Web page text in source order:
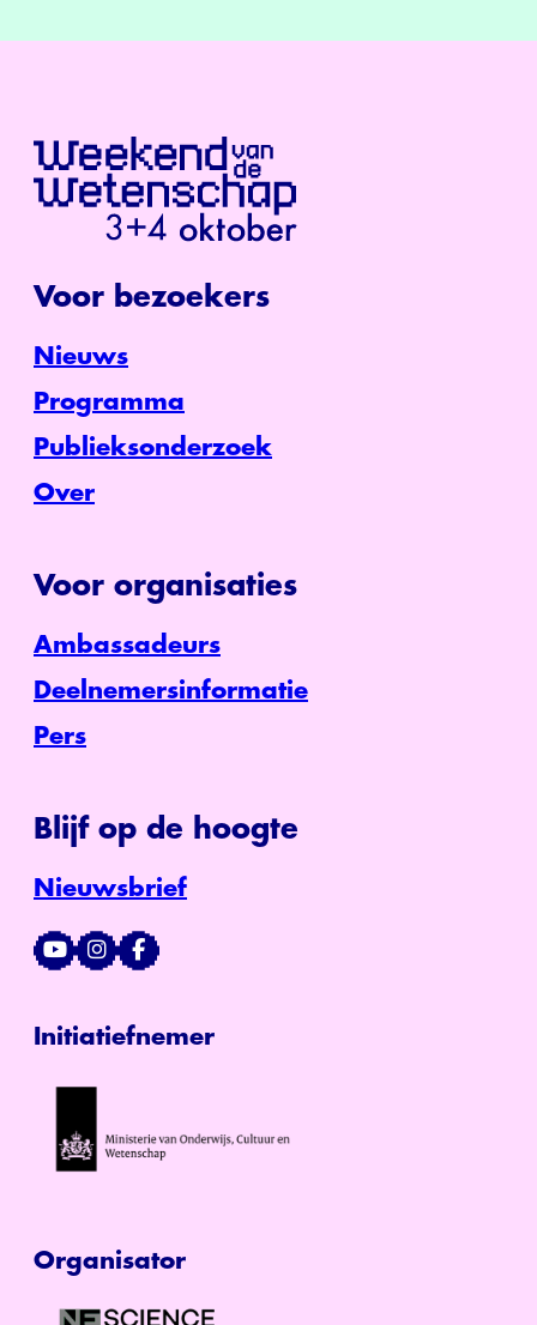
Voor bezoekers
Nieuws
Programma
Publieksonderzoek
Over
Voor organisaties
Ambassadeurs
Deelnemersinformatie
Pers
Blijf op de hoogte
Nieuwsbrief
Initiatiefnemer
Organisator